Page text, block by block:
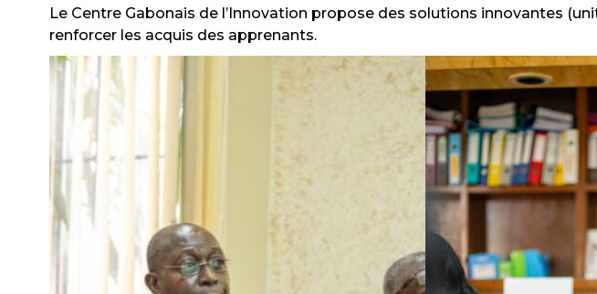
Le Centre Gabonais de l’Innovation propose des solutions innovantes
renforcer les acquis des apprenants.